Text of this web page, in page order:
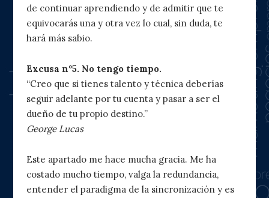
de continuar aprendiendo y de admitir que te
equivocarás una y otra vez lo cual, sin duda, te
hará más sabio.
Excusa nº5. No tengo tiempo.
“Creo que si tienes talento y técnica deberías
seguir adelante por tu cuenta y pasar a ser el
dueño de tu propio destino.”
George Lucas
Este apartado me hace mucha gracia. Me ha
costado mucho tiempo, valga la redundancia,
entender el paradigma de la sincronización y es